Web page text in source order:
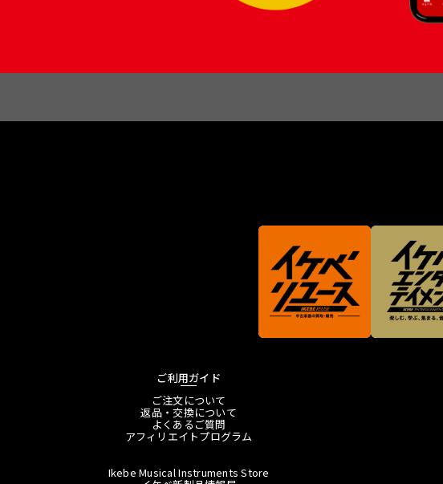
ご利用ガイド
ご注文について
返品・交換について
よくあるご質問
アフィリエイトプログラム
Ikebe Musical Instruments Store